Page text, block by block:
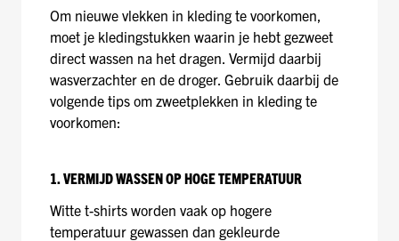
Om nieuwe vlekken in kleding te voorkomen,
moet je kledingstukken waarin je hebt gezweet
direct wassen na het dragen. Vermijd daarbij
wasverzachter en de droger. Gebruik daarbij de
volgende tips om zweetplekken in kleding te
voorkomen:
1. VERMIJD WASSEN OP HOGE TEMPERATUUR
Witte t-shirts worden vaak op hogere
temperatuur gewassen dan gekleurde